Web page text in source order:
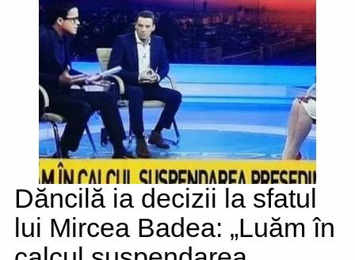
Dăncilă ia decizii la sfatul
lui Mircea Badea: „Luăm în